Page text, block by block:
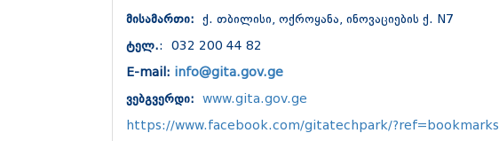
მისამართი: ქ. თბილისი, ოქროყანა, ინოვაციების ქ. N7
ტელ.: 032 200 44 82
E-mail: info@gita.gov.ge
ვებგვერდი: www.gita.gov.ge
https://www.facebook.com/gitatechpark/?ref=bookmarks